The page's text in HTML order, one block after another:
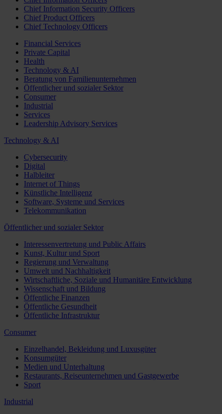
Chief Information Security Officers
Chief Product Officers
Chief Technology Officers
Financial Services
Private Capital
Health
Technology & AI
Beratung von Familienunternehmen
Öffentlicher und sozialer Sektor
Consumer
Industrial
Services
Leadership Advisory Services
Technology & AI
Cybersecurity
Digital
Halbleiter
Internet of Things
Künstliche Intelligenz
Software, Systeme und Services
Telekommunikation
Öffentlicher und sozialer Sektor
Interessenvertretung und Public Affairs
Kunst, Kultur und Sport
Regierung und Verwaltung
Umwelt und Nachhaltigkeit
Wirtschaftliche, Soziale und Humanitäre Entwicklung
Wissenschaft und Bildung
Öffentliche Finanzen
Öffentliche Gesundheit
Öffentliche Infrastruktur
Consumer
Einzelhandel, Bekleidung und Luxusgüter
Konsumgüter
Medien und Unterhaltung
Restaurants, Reiseunternehmen und Gastgewerbe
Sport
Industrial